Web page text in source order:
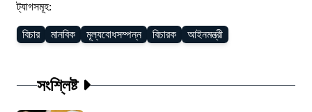
ট্যাগসমূহ:
বিচার মানবিক মূল্যবোধসম্পন্ন বিচারক আইনমন্ত্রী
সংশ্লিষ্ট